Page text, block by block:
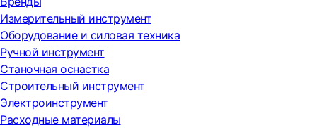
Измерительный инструмент
Оборудование и силовая техника
Ручной инструмент
Станочная оснастка
Строительный инструмент
Электроинструмент
Расходные материалы